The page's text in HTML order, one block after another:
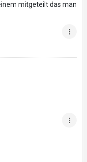
mitgeteilt das man